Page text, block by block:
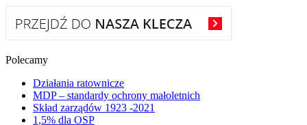
Polecamy
Działania ratownicze
MDP – standardy ochrony małoletnich
Skład zarządów 1923 -2021
1,5% dla OSP